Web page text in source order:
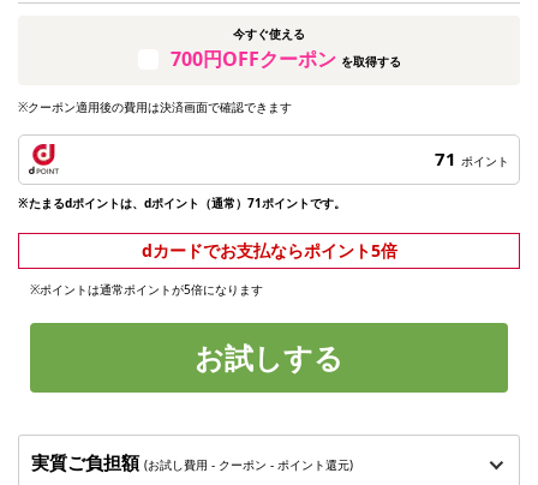
今すぐ使える
700円OFFクーポン を取得する
※クーポン適用後の費用は決済画面で確認できます
71 ポイント
※たまるdポイントは、dポイント（通常）71ポイントです。
dカードでお支払ならポイント5倍
※ポイントは通常ポイントが5倍になります
お試しする
実質ご負担額 (お試し費用 - クーポン - ポイント還元)